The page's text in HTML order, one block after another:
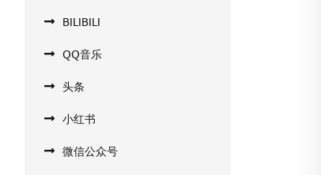
BILIBILI
QQ音乐
头条
小红书
微信公众号